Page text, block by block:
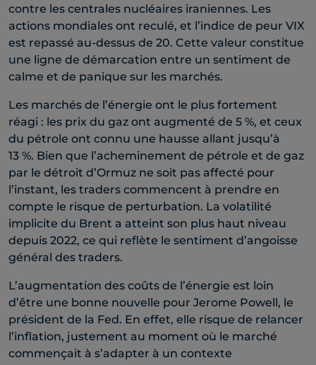
contre les centrales nucléaires iraniennes. Les
actions mondiales ont reculé, et l’indice de peur VIX
est repassé au-dessus de 20. Cette valeur constitue
une ligne de démarcation entre un sentiment de
calme et de panique sur les marchés. ​
Les marchés de l’énergie ont le plus fortement
réagi : les prix du gaz ont augmenté de 5 %, et ceux
du pétrole ont connu une hausse allant jusqu’à
13 %. Bien que l’acheminement de pétrole et de gaz
par le détroit d’Ormuz ne soit pas affecté pour
l’instant, les traders commencent à prendre en
compte le risque de perturbation. La volatilité
implicite du Brent a atteint son plus haut niveau
depuis 2022, ce qui reflète le sentiment d’angoisse
général des traders.​
L’augmentation des coûts de l’énergie est loin
d’être une bonne nouvelle pour Jerome Powell, le
président de la Fed. En effet, elle risque de relancer
l’inflation, justement au moment où le marché
commençait à s’adapter à un contexte